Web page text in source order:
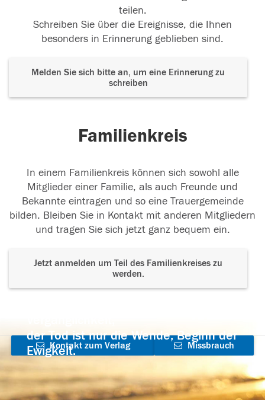
teilen.
Schreiben Sie über die Ereignisse, die Ihnen
besonders in Erinnerung geblieben sind.
Melden Sie sich bitte an, um eine Erinnerung zu
schreiben
Familienkreis
In einem Familienkreis können sich sowohl alle
Mitglieder einer Familie, als auch Freunde und
Bekannte eintragen und so eine Trauergemeinde
bilden. Bleiben Sie in Kontakt mit anderen Mitgliedern
und tragen Sie sich jetzt ganz bequem ein.
Jetzt anmelden um Teil des Familienkreises zu
werden.
der Tod ist nur die Wende, Beginn der
Ewigkeit.
Kontakt zum Verlag
aufnehmen
Missbrauch